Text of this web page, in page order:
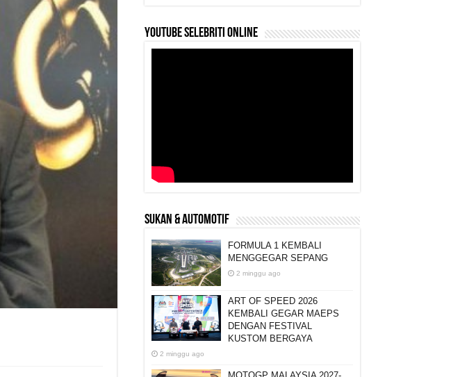
YouTube selebriti online
SUKAN & AUTOMOTIF
FORMULA 1 KEMBALI
MENGGEGAR SEPANG
2 minggu ago
ART OF SPEED 2026
KEMBALI GEGAR MAEPS
DENGAN FESTIVAL
KUSTOM BERGAYA
2 minggu ago